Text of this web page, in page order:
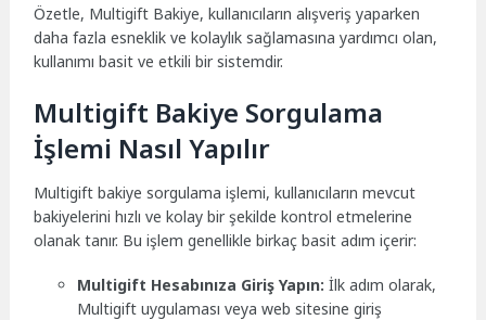
Özetle, Multigift Bakiye, kullanıcıların alışveriş yaparken
daha fazla esneklik ve kolaylık sağlamasına yardımcı olan,
kullanımı basit ve etkili bir sistemdir.
Multigift Bakiye Sorgulama
İşlemi Nasıl Yapılır
Multigift bakiye sorgulama işlemi, kullanıcıların mevcut
bakiyelerini hızlı ve kolay bir şekilde kontrol etmelerine
olanak tanır. Bu işlem genellikle birkaç basit adım içerir:
Multigift Hesabınıza Giriş Yapın: İlk adım olarak,
Multigift uygulaması veya web sitesine giriş